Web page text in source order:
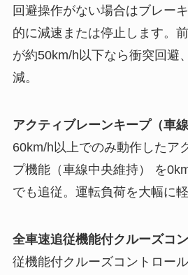
回避操作がない場合はブレー
的に減速または停止します。
が約50km/h以下なら衝突回避
減。
アクティブレーンキープ（車
60km/h以上でのみ動作したア
プ機能（車線中央維持） を
でも追従。運転負荷を大幅に軽
全車速追従機能付クルーズコ
従機能付クルーズコントロー